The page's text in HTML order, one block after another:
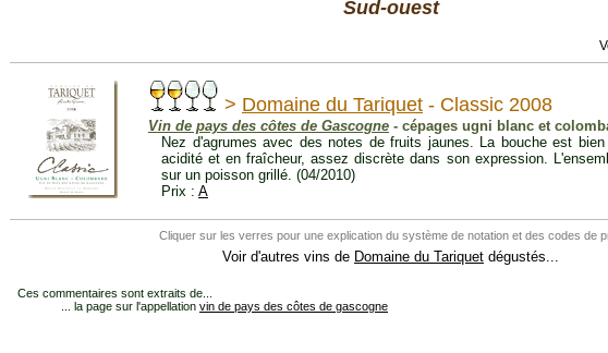
Sud-ouest
> Domaine du Tariquet - Classic 2008
Vin de pays des côtes de Gascogne - cépages ugni blanc et
Nez d'agrumes avec des notes de fruits jaunes. La bouche est
acidité et en fraîcheur, assez discrète dans son expression.
sur un poisson grillé. (04/2010)
Prix : A
Cliquer sur les verres pour une explication du système de notation et des codes de
Voir d'autres vins de Domaine du Tariquet dégustés...
Ces commentaires sont extraits de...
... la page sur l'appellation vin de pays des côtes de gascogne